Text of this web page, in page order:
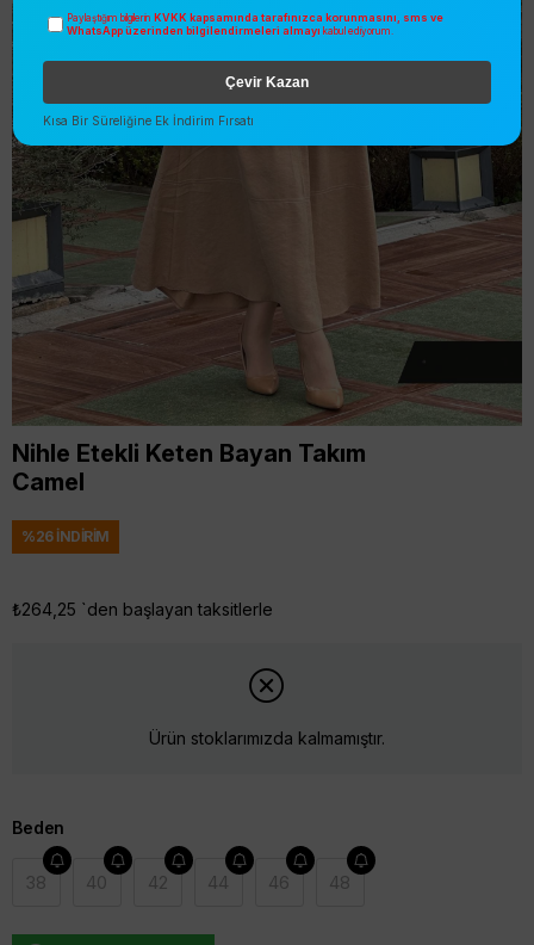
Nihle Etekli Keten Bayan Takım
Camel
%26İNDIRIM
₺264,25 `den başlayan taksitlerle
Ürün stoklarımızda kalmamıştır.
Beden
38 40 42 44 46 48
Paylaştığım bilgilerin KVKK kapsamında tarafınızca korunmasını, sms ve
WhatsApp üzerinden bilgilendirmeleri almayı kabul ediyorum.
Çevir Kazan
Kısa Bir Süreliğine Ek İndirim Fırsatı